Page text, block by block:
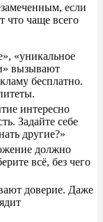
если
что чаще всего
», «уникальное
» вызывают
бесплатно.
интересно
Задайте себе
другие?»
должно
всё, без чего
доверие. Даже